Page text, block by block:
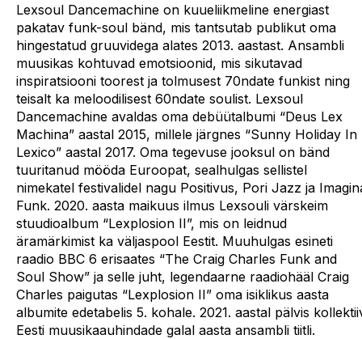
Lexsoul Dancemachine on kuueliikmeline energiast
pakatav funk-soul bänd, mis tantsutab publikut oma
hingestatud gruuvidega alates 2013. aastast. Ansambli
muusikas kohtuvad emotsioonid, mis sikutavad
inspiratsiooni toorest ja tolmusest 70ndate funkist ning
teisalt ka meloodilisest 60ndate soulist. Lexsoul
Dancemachine avaldas oma debüütalbumi “Deus Lex
Machina” aastal 2015, millele järgnes “Sunny Holiday In
Lexico” aastal 2017. Oma tegevuse jooksul on bänd
tuuritanud mööda Euroopat, sealhulgas sellistel
nimekatel festivalidel nagu Positivus, Pori Jazz ja
Funk. 2020. aasta maikuus ilmus Lexsouli värskeim
stuudioalbum “Lexplosion II”, mis on leidnud
äramärkimist ka väljaspool Eestit. Muuhulgas esineti
raadio BBC 6 erisaates “The Craig Charles Funk and
Soul Show” ja selle juht, legendaarne raadiohääl Craig
Charles paigutas “Lexplosion II” oma isiklikus aasta
albumite edetabelis 5. kohale. 2021. aastal pälvis
Eesti muusikaauhindade galal aasta ansambli tiitli.